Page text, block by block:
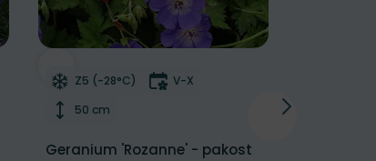
Odober do zoznamu želaní
Mrazuvzdornosť
Z5 (-28°C) Doba kvitnutia
V-X
Výška rastliny
50 cm
Geranium 'Rozanne' - pakost